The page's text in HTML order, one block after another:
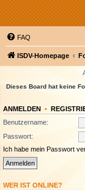
FAQ
ISDV-Homepage
Dieses Board hat keine
ANMELDEN •
Benutzername:
Passwort:
Ich habe mein Passwort
WER IST ONLINE?